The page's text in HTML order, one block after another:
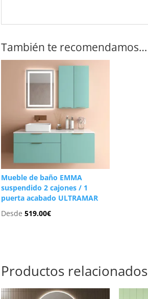
También te recomendamos…
Mueble de baño EMMA
suspendido 2 cajones / 1
puerta acabado ULTRAMAR
Desde519.00€
Productos relacionados